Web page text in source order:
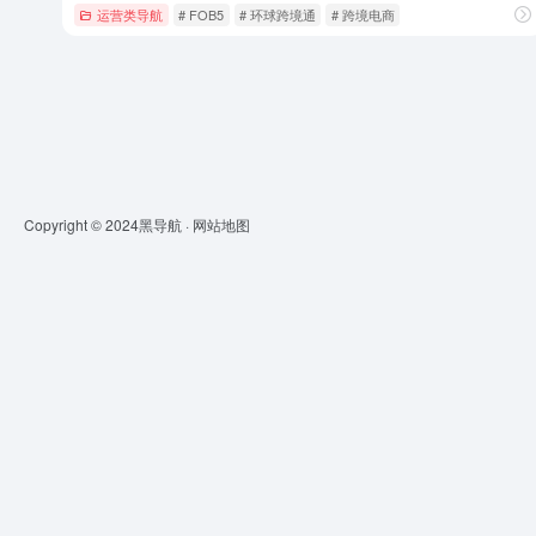
运营类导航 # FOB5 # 环球跨境通 # 跨境电商
Copyright © 2024黑导航 · 网站地图